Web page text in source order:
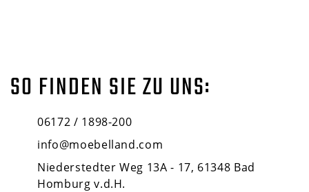
SO FINDEN SIE ZU UNS:
06172 / 1898-200
info@moebelland.com
Niederstedter Weg 13A - 17, 61348 Bad
Homburg v.d.H.